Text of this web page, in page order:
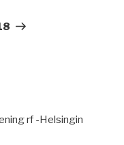
rf -Helsingin